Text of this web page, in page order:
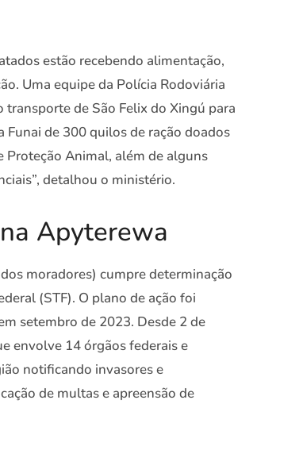
estão recebendo alimentação,
Uma equipe da Polícia Rodoviária
transporte de São Felix do Xingú para
Funai de 300 quilos de ração doados
Proteção Animal, além de alguns
detalhou o ministério.
Apyterewa
moradores) cumpre determinação
(STF). O plano de ação foi
setembro de 2023. Desde 2 de
envolve 14 órgãos federais e
notificando invasores e
de multas e apreensão de